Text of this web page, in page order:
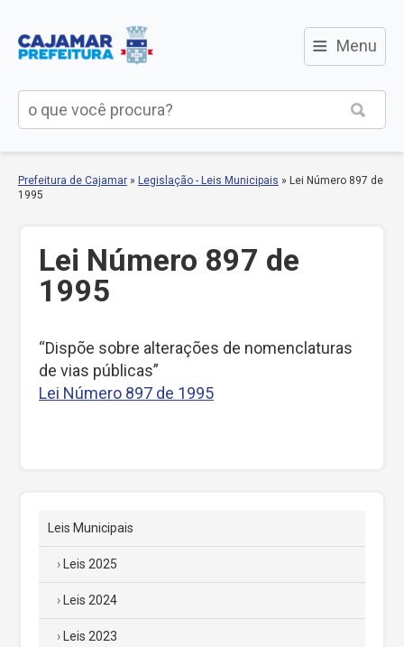
≡ Menu
Prefeitura de Cajamar » Legislação - Leis Municipais » Lei Número 897 de
1995
Lei Número 897 de
1995
“Dispõe sobre alterações de nomenclaturas
de vias públicas”
Lei Número 897 de 1995
Leis Municipais
Leis 2025
Leis 2024
Leis 2023